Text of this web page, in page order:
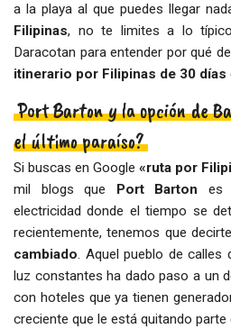
a la playa al que puedes llegar
Filipinas, no te limites a lo
Daracotan para entender por qué
itinerario por Filipinas de 30 días
Port Barton y la opción de
el último paraíso?
Si buscas en Google «ruta por
mil blogs que Port Barton es
electricidad donde el tiempo se
recientemente, tenemos que
cambiado. Aquel pueblo de calles
luz constantes ha dado paso a un
con hoteles que ya tienen
creciente que le está quitando parte